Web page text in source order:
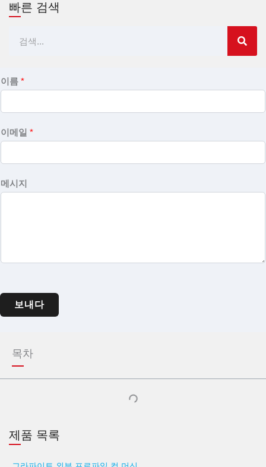
빠른 검색
이름 *
이메일 *
메시지
보내다
목차
제품 목록